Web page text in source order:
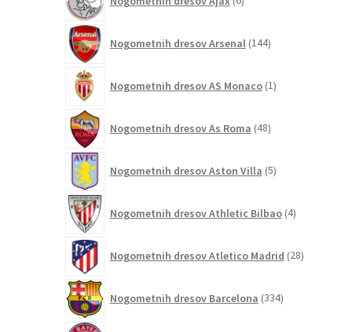
izdelkov
Nogometnih dresov Arsenal 144izdelkov
Nogometnih dresov AS Monaco 1izdelek
Nogometnih dresov As Roma 48izdelkov
Nogometnih dresov Aston Villa 5izdelkov
Nogometnih dresov Athletic Bilbao 4izdelki
Nogometnih dresov Atletico Madrid 28izdelkov
Nogometnih dresov Barcelona 334izdelkov